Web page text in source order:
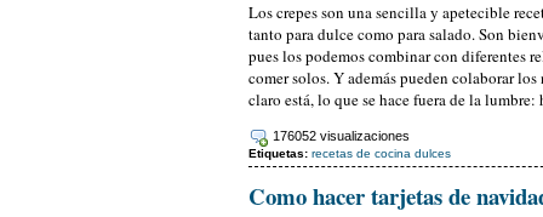
Los crepes son una sencilla y apetecible
tanto para dulce como para salado. Son
pues los podemos combinar con diferentes
comer solos. Y además pueden colaborar
claro está, lo que se hace fuera de la
176052 visualizaciones
Etiquetas: recetas de cocina dulces
Como hacer tarjetas de